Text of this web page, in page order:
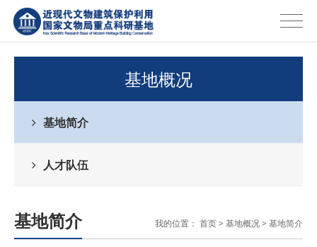
基地概况
基地简介
人才队伍
基地简介 我的位置： 首页> 基地概况> 基地简介